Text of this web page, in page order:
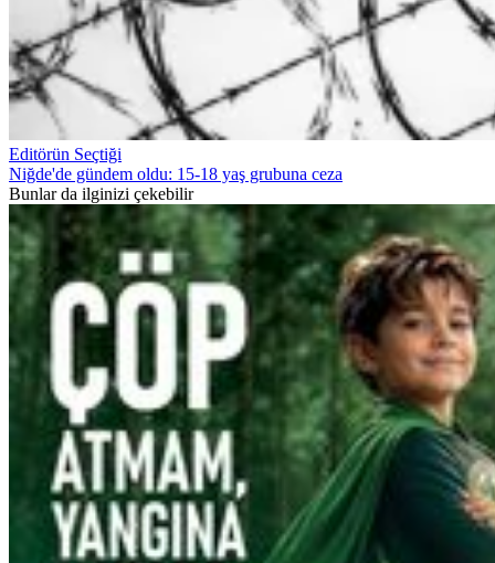
Editörün Seçtiği
Niğde'de gündem oldu: 15-18 yaş grubuna ceza
Bunlar da ilginizi çekebilir